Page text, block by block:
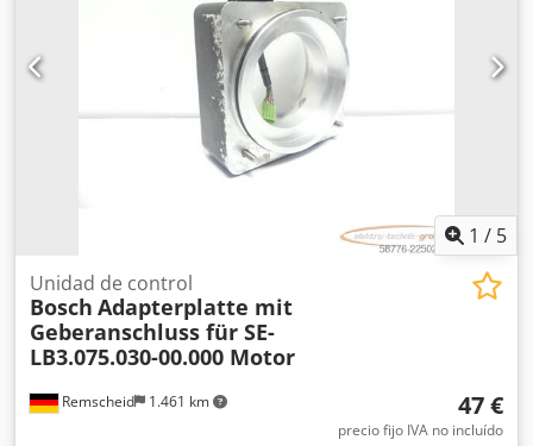
1 / 5
Remscheid 1.461 km
Unidad de control
Bosch Adapterplatte mit
Geberanschluss für SE-
LB3.075.030-00.000 Motor
47 €
precio fijo IVA no incluído